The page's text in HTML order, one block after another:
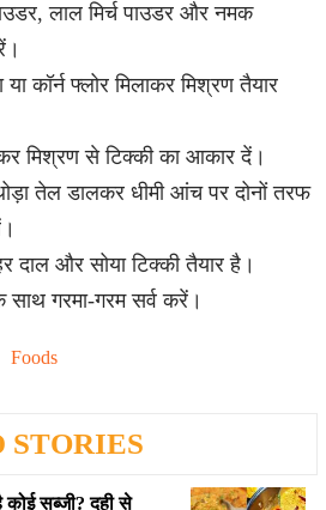
लाल मिर्च पाउडर और नमक
कॉर्न फ्लोर मिलाकर मिश्रण तैयार
मिश्रण से टिक्की का आकार दें।
तेल डालकर धीमी आंच पर दोनों तरफ
दाल और सोया टिक्की तैयार है।
गरमा-गरम सर्व करें।
Foods
STORIES
सब्जी? दही से